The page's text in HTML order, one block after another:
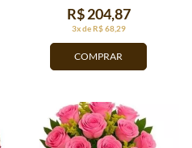
COMPRAR
3x de R$ 68,29
R$ 204,87